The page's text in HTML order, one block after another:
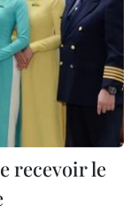
recevoir le